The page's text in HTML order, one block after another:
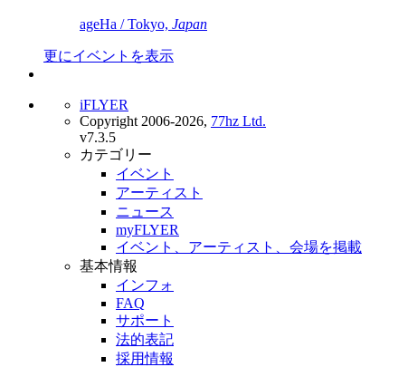
ageHa / Tokyo, Japan
更にイベントを表示
iFLYER
Copyright 2006-2026, 77hz Ltd.
v7.3.5
カテゴリー
イベント
アーティスト
ニュース
myFLYER
イベント、アーティスト、会場を掲載
基本情報
インフォ
FAQ
サポート
法的表記
採用情報